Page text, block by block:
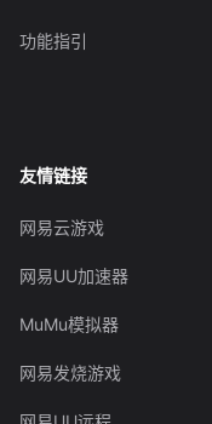
功能指引
友情链接
网易云游戏
网易UU加速器
MuMu模拟器
网易发烧游戏